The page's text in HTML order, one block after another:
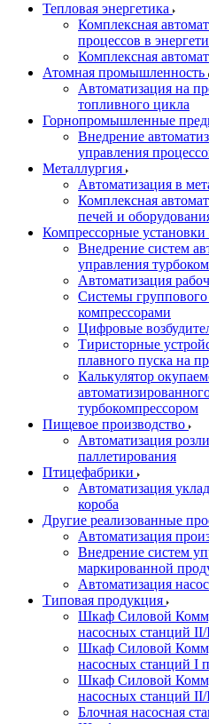
Тепловая энергетика
Комплексная
процессов в
Комплексная
Атомная промышленность
Автоматизация на
топливного цикла
Горнопромышленные
Внедрение
управления
Металлургия
Автоматизация в
Комплексная
печей и
Компрессорные установки
Внедрение систем
управления
Автоматизация
Системы группового
компрессорами
Цифровые
Тиристорные
плавного пуска на
Калькулятор
турбокомпрессором
Пищевое производство
Автоматизация
паллетирования
Птицефабрики
Автоматизация
короба
Другие реализованные
Автоматизация
Внедрение систем
маркированной
Автоматизация
Типовая продукция
Шкаф Силовой
насосных станций
Шкаф Силовой
насосных станций
Шкаф Силовой
насосных станций
Блочная насосная